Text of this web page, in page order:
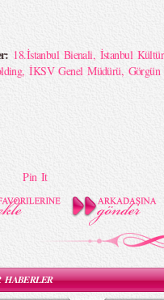
18.İstanbul Bienali, İstanbul
,İKSV Genel Müdürü, Görgün
Pin It
HABERLER